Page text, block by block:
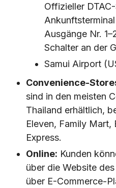
Offizieller
Ausgänge Nr.
Schalter an der
Samui Airport
Convenience-
sind in den meisten
Thailand erhältlich,
Eleven, Family
Express.
Online: Kunden
über die Website
über E-Commerce-